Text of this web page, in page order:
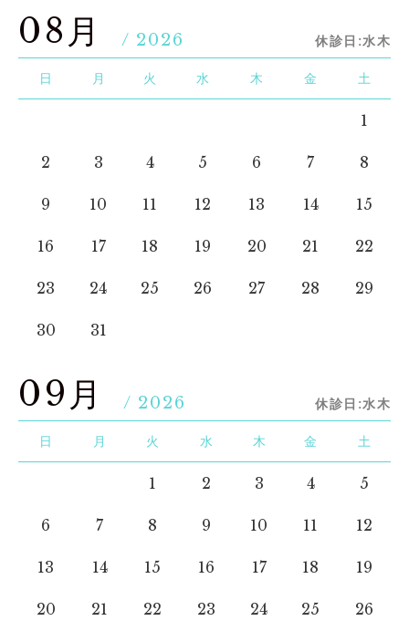
08月 / 2026 休診日:水木
日 月 火 水 木 金 土
1
2 3 4 5 6 7 8
9 10 11 12 13 14 15
16 17 18 19 20 21 22
23 24 25 26 27 28 29
30 31
09月 / 2026 休診日:水木
日 月 火 水 木 金 土
1 2 3 4 5
6 7 8 9 10 11 12
13 14 15 16 17 18 19
20 21 22 23 24 25 26